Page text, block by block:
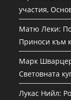
участия,
Матю Леки:
Приноси към
Марк
Световната
Лукас Нийл: